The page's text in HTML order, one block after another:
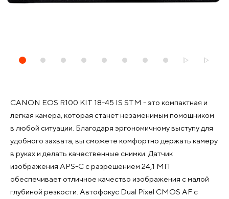
CANON EOS R100 KIT 18-45 IS STM - это компактная и
легкая камера, которая станет незаменимым помощником
в любой ситуации. Благодаря эргономичному выступу для
удобного захвата, вы сможете комфортно держать камеру
в руках и делать качественные снимки. Датчик
изображения APS-C с разрешением 24,1 МП
обеспечивает отличное качество изображения с малой
глубиной резкости. Автофокус Dual Pixel CMOS AF с